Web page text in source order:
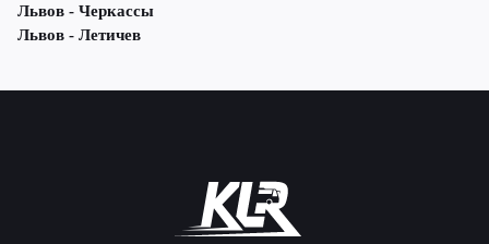
Львов - Черкассы
Львов - Летичeв